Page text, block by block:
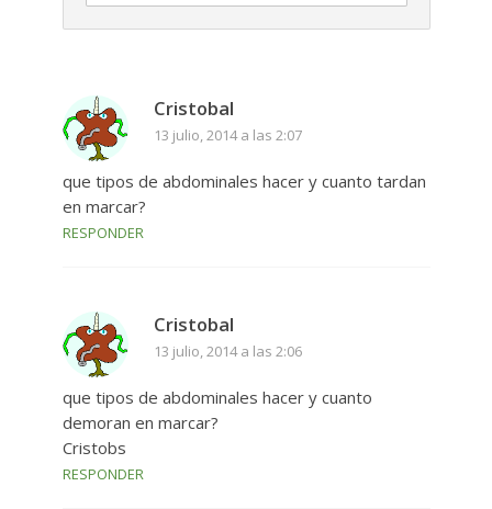
Cristobal
13 julio, 2014 a las 2:07
que tipos de abdominales hacer y cuanto tardan
en marcar?
RESPONDER
Cristobal
13 julio, 2014 a las 2:06
que tipos de abdominales hacer y cuanto
demoran en marcar?
Cristobs
RESPONDER